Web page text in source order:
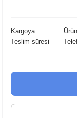
Kargoya
Teslim süresi